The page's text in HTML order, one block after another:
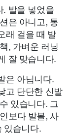
. 발을 넣었을
은 아니고, 통
래 걸을 때 발
, 가벼운 러닝
잘 맞습니다.
은 아닙니다.
고 단단한 신발
있습니다. 그
보다 발볼, 사
있습니다.